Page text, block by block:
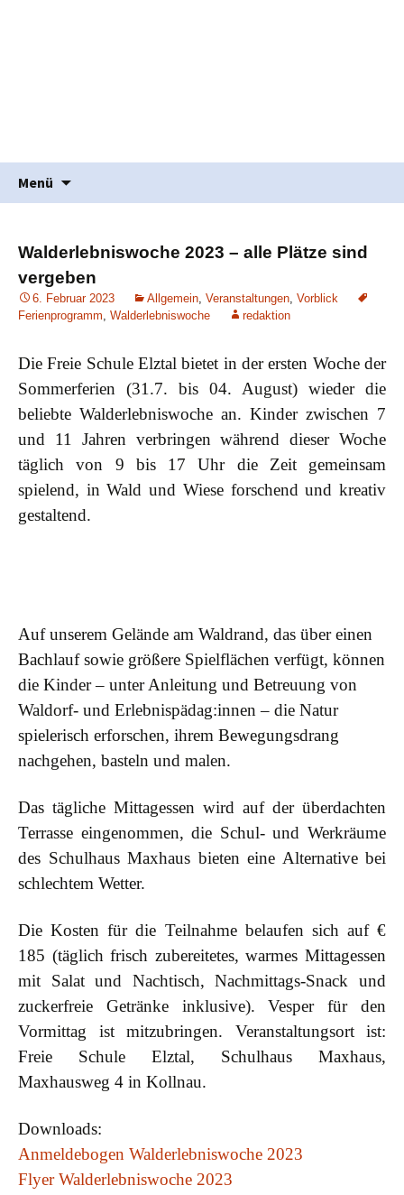
Menü
zum
nach:
Walderlebniswoche 2023 – alle Plätze sind
vergeben
6. Februar 2023 Allgemein, Veranstaltungen, Vorblick
Ferienprogramm, Walderlebniswoche redaktion
Die Freie Schule Elztal bietet in der ersten Woche der
Sommerferien (31.7. bis 04. August) wieder die
beliebte Walderlebniswoche an. Kinder zwischen 7
und 11 Jahren verbringen während dieser Woche
täglich von 9 bis 17 Uhr die Zeit gemeinsam
spielend, in Wald und Wiese forschend und kreativ
gestaltend.
Auf unserem Gelände am Waldrand, das über einen
Bachlauf sowie größere Spielflächen verfügt, können
die Kinder – unter Anleitung und Betreuung von
Waldorf- und Erlebnispädag:innen – die Natur
spielerisch erforschen, ihrem Bewegungsdrang
nachgehen, basteln und malen.
Das tägliche Mittagessen wird auf der überdachten
Terrasse eingenommen, die Schul- und Werkräume
des Schulhaus Maxhaus bieten eine Alternative bei
schlechtem Wetter.
Die Kosten für die Teilnahme belaufen sich auf €
185 (täglich frisch zubereitetes, warmes Mittagessen
mit Salat und Nachtisch, Nachmittags-Snack und
zuckerfreie Getränke inklusive). Vesper für den
Vormittag ist mitzubringen. Veranstaltungsort ist:
Freie Schule Elztal, Schulhaus Maxhaus,
Maxhausweg 4 in Kollnau.
Downloads:
Anmeldebogen Walderlebniswoche 2023
Flyer Walderlebniswoche 2023